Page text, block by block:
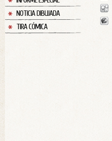
NOTICIA DIBUJADA
TIRA CÓMICA